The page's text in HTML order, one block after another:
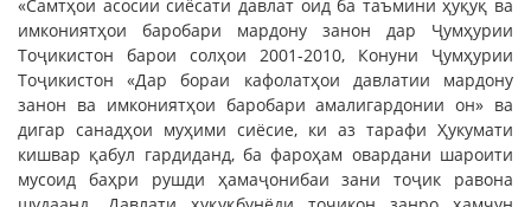
«Самтҳои асосии сиёсати давлат оид ба таъмини ҳуқуқ ва
имкониятҳои баробари мардону занон дар Ҷумҳурии
Тоҷикистон барои солҳои 2001-2010, Конуни Ҷумҳурии
Тоҷикистон «Дар бораи кафолатҳои давлатии мардону
занон ва имкониятҳои баробари амалигардонии он» ва
дигар санадҳои муҳими сиёсие, ки аз тарафи Ҳукумати
кишвар қабул гардиданд, ба фароҳам овардани шароити
мусоид баҳри рушди ҳамаҷонибаи зани тоҷик равона